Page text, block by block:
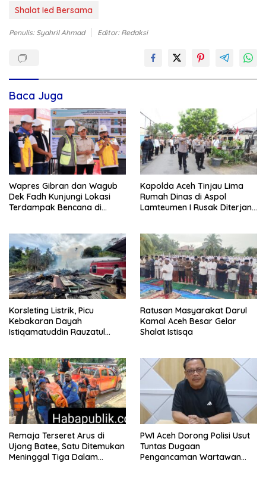
Shalat Ied Bersama
Penulis: Syahril Ahmad Editor: Redaksi
Baca Juga
Wapres Gibran dan Wagub
Dek Fadh Kunjungi Lokasi
Terdampak Bencana di
Kapolda Aceh Tinjau Lima
Rumah Dinas di Aspol
Lamteumen I Rusak Diterjang
Korsleting Listrik, Picu
Kebakaran Dayah
Istiqamatuddin Rauzatul
Ratusan Masyarakat Darul
Kamal Aceh Besar Gelar
Shalat Istisqa
Remaja Terseret Arus di
Ujong Batee, Satu Ditemukan
Meninggal Tiga Dalam
PWI Aceh Dorong Polisi Usut
Tuntas Dugaan
Pengancaman Wartawan